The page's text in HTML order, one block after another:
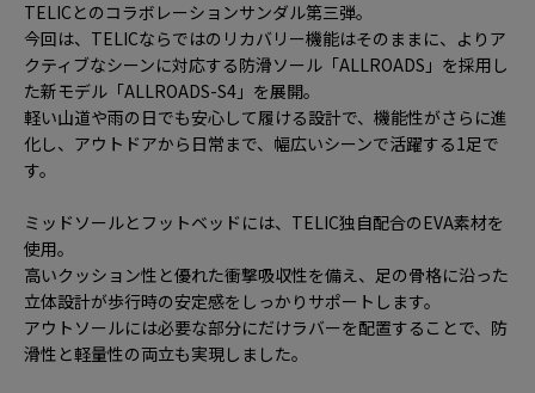
TELICとのコラボレーションサンダル第三弾。
今回は、TELICならではのリカバリー機能はそのままに、よりア
クティブなシーンに対応する防滑ソール「ALLROADS」を採用し
た新モデル「ALLROADS-S4」を展開。
軽い山道や雨の日でも安心して履ける設計で、機能性がさらに進
化し、アウトドアから日常まで、幅広いシーンで活躍する1足で
す。
ミッドソールとフットベッドには、TELIC独自配合のEVA素材を
使用。
高いクッション性と優れた衝撃吸収性を備え、足の骨格に沿った
立体設計が歩行時の安定感をしっかりサポートします。
アウトソールには必要な部分にだけラバーを配置することで、防
滑性と軽量性の両立も実現しました。